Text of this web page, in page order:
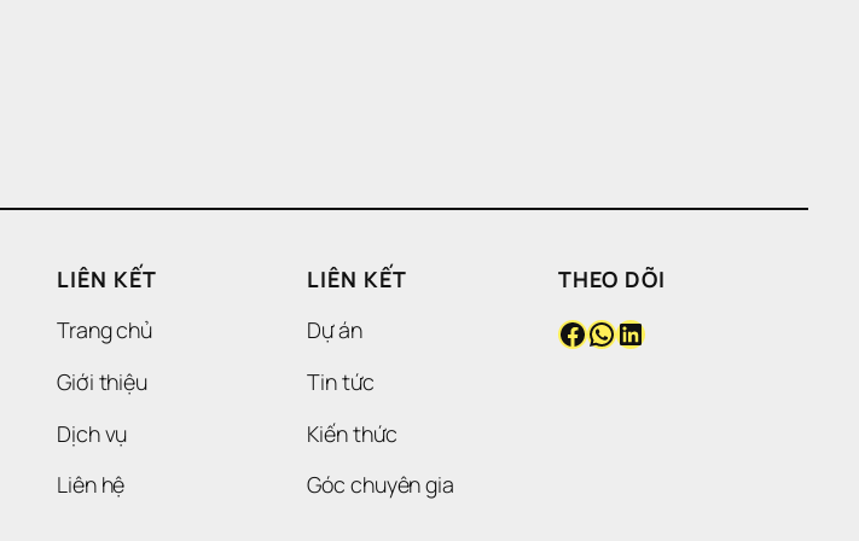
LIÊN KẾT
Trang chủ
Giới thiệu
Dịch vụ
Liên hệ
LIÊN KẾT
Dự án
Tin tức
Kiến thức
Góc chuyên gia
THEO DÕI
Facebook WhatsApp LinkedIn